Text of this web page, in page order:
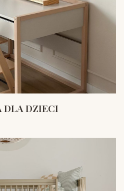
DLA DZIECI